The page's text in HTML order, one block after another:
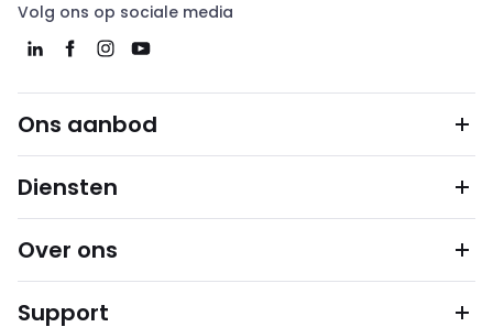
Volg ons op sociale media
Ons aanbod
Diensten
Over ons
Support